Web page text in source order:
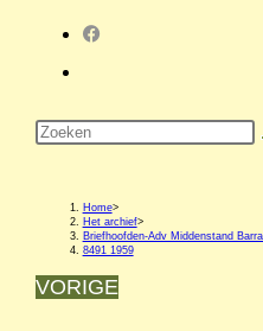
Zoek
deze Home>
Het archief>
Briefhoofden-Adv Middenstand
8491 1959
VORIGE